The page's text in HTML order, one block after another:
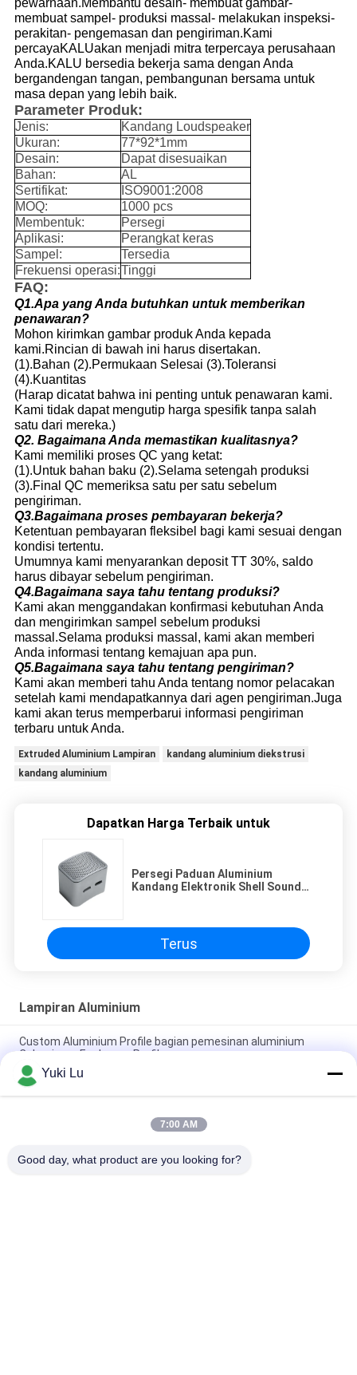
pewarnaan.Membantu desain- membuat gambar-
membuat sampel- produksi massal- melakukan inspeksi-
perakitan- pengemasan dan pengiriman.Kami
percayaKALUakan menjadi mitra terpercaya perusahaan
Anda.KALU bersedia bekerja sama dengan Anda
bergandengan tangan, pembangunan bersama untuk
masa depan yang lebih baik.
Parameter Produk:
Jenis:
Kandang Loudspeaker
Ukuran:
77*92*1mm
Desain:
Dapat disesuaikan
Bahan:
AL
Sertifikat:
ISO9001:2008
MOQ:
1000 pcs
Membentuk:
Persegi
Aplikasi:
Perangkat keras
Sampel:
Tersedia
Frekuensi operasi:Tinggi
FAQ:
Q1.Apa yang Anda butuhkan untuk memberikan
penawaran?
Mohon kirimkan gambar produk Anda kepada
kami.Rincian di bawah ini harus disertakan.
(1).Bahan (2).Permukaan Selesai (3).Toleransi
(4).Kuantitas
(Harap dicatat bahwa ini penting untuk penawaran kami.
Kami tidak dapat mengutip harga spesifik tanpa salah
satu dari mereka.)
Q2. Bagaimana Anda memastikan kualitasnya?
Kami memiliki proses QC yang ketat:
(1).Untuk bahan baku (2).Selama setengah produksi
(3).Final QC memeriksa satu per satu sebelum
pengiriman.
Q3.Bagaimana proses pembayaran bekerja?
Ketentuan pembayaran fleksibel bagi kami sesuai dengan
kondisi tertentu.
Umumnya kami menyarankan deposit TT 30%, saldo
harus dibayar sebelum pengiriman.
Q4.Bagaimana saya tahu tentang produksi?
Kami akan menggandakan konfirmasi kebutuhan Anda
dan mengirimkan sampel sebelum produksi
massal.Selama produksi massal, kami akan memberi
Anda informasi tentang kemajuan apa pun.
Q5.Bagaimana saya tahu tentang pengiriman?
Kami akan memberi tahu Anda tentang nomor pelacakan
setelah kami mendapatkannya dari agen pengiriman.Juga
kami akan terus memperbarui informasi pengiriman
terbaru untuk Anda.
Extruded Aluminium Lampiran
kandang aluminium diekstrusi
kandang aluminium
Dapatkan Harga Terbaik untuk
Persegi Paduan Aluminium
Kandang Elektronik Shell Sound
Terus
Lampiran Aluminium
Custom Aluminium Profile bagian pemesinan aluminium
Caluminum Enclosure Profile
Aluminium Alloy Audio Case Electronic Laser Anodizing Audio
Case
Produksi Profesional OEM Alloy Profile Extrusion Custom
Yuki Lu
7:00 AM
Good day, what product are you looking for?